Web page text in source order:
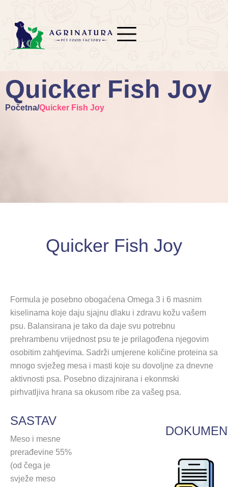
Quicker Fish Joy
Početna/Quicker Fish Joy
Quicker Fish Joy
Formula je posebno obogaćena Omega 3 i 6 masnim
kiselinama koje daju sjajnu dlaku i zdravu kožu vašem
psu. Balansirana je tako da daje svu potrebnu
prehrambenu vrijednost psu te je prilagođena njegovim
osobitim zahtjevima. Sadrži umjerene količine proteina sa
mnogo svježeg mesa i masti koje su dovoljne za dnevne
aktivnosti psa. Posebno dizajnirana i ekonmski
pirhvatljiva hrana sa okusom ribe za vašeg psa.
SASTAV
Meso i mesne
prerađevine 55%
(od čega je
svježe meso